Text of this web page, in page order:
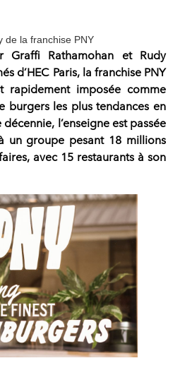
de la franchise PNY
Graffi Rathamohan et Rudy
d’HEC Paris, la franchise PNY
rapidement imposée comme
burgersles plus tendances en
l’enseigne est passée
un groupe pesant 18 millions
avec 15 restaurants à son